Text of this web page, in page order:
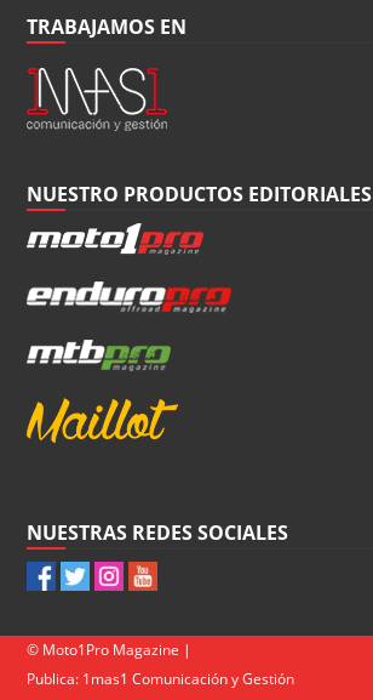
TRABAJAMOS EN
NUESTRO PRODUCTOS EDITORIALES
NUESTRAS REDES SOCIALES
© Moto1Pro Magazine |
Publica: 1mas1 Comunicación y Gestión